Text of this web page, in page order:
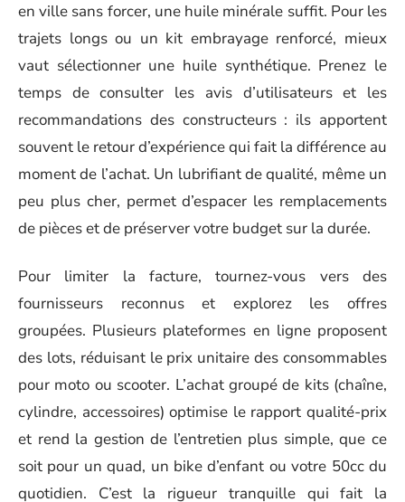
en ville sans forcer, une huile minérale suffit. Pour les
trajets longs ou un kit embrayage renforcé, mieux
vaut sélectionner une huile synthétique. Prenez le
temps de consulter les avis d’utilisateurs et les
recommandations des constructeurs : ils apportent
souvent le retour d’expérience qui fait la différence au
moment de l’achat. Un lubrifiant de qualité, même un
peu plus cher, permet d’espacer les remplacements
de pièces et de préserver votre budget sur la durée.
Pour limiter la facture, tournez-vous vers des
fournisseurs reconnus et explorez les offres
groupées. Plusieurs plateformes en ligne proposent
des lots, réduisant le prix unitaire des consommables
pour moto ou scooter. L’achat groupé de kits (chaîne,
cylindre, accessoires) optimise le rapport qualité-prix
et rend la gestion de l’entretien plus simple, que ce
soit pour un quad, un bike d’enfant ou votre 50cc du
quotidien. C’est la rigueur tranquille qui fait la